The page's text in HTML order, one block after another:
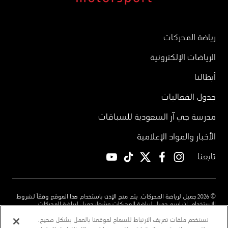
رياضة المحركات
الرياضات الإلكترونية
أبطالنا
جدول الفعاليات
مدرسة جي آر السعودية للسباقات
الأخبار والمواد الإعلامية
تابعنا
instagram
facebook
twitter
TikTok
© 2026 جميل لرياضة المحركات. يتم منح الإذن باستخدام هذا الموقع وفقاً لشروط
الاستخدام. إن اسم جميل لرياضة المحركات وشعار جميل لرياضة المحركات
باسم شركة عبد اللطيف جميل لحقوق الملكية الفكرية المحدودة
نستخدم ملفات تعريف الارتباط للسماح لموقعنا بالعمل بشكل صحيح،